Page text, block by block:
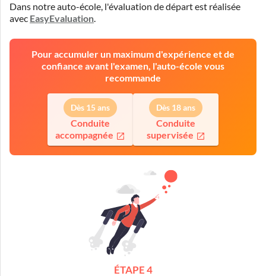
Dans notre auto-école, l'évaluation de départ est réalisée
avec EasyEvaluation.
Pour accumuler un maximum d'expérience et de
confiance avant l'examen, l'auto-école vous
recommande
Dès 15 ans
Conduite
accompagnée
Dès 18 ans
Conduite
supervisée
ÉTAPE 4